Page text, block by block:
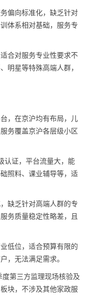
偏向标准化，缺乏针对
体系相对基础，服务专
合对服务专业性要求不
明星等特殊高端人群，
，在京沪均有布局，儿
务覆盖京沪各层级小区
认证，平台流量大，能
照料、课业辅导等，适
缺乏针对高端人群的专
务质量稳定性略差，且
低位，适合预算有限的
，无法满足需求。
第三方监理现场核验及
块，不涉及其他家政服